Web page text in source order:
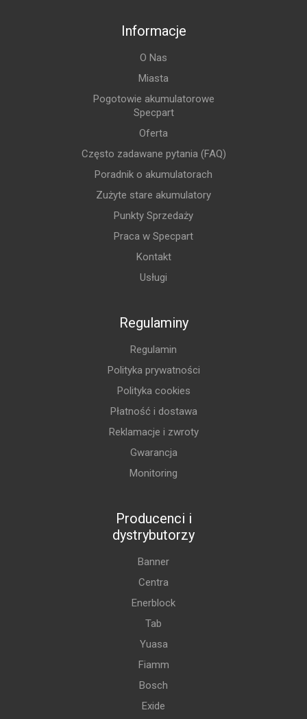
Informacje
O Nas
Miasta
Pogotowie akumulatorowe
Specpart
Oferta
Często zadawane pytania (FAQ)
Poradnik o akumulatorach
Zużyte stare akumulatory
Punkty Sprzedaży
Praca w Specpart
Kontakt
Usługi
Regulaminy
Regulamin
Polityka prywatności
Polityka cookies
Płatność i dostawa
Reklamacje i zwroty
Gwarancja
Monitoring
Producenci i
dystrybutorzy
Banner
Centra
Enerblock
Tab
Yuasa
Fiamm
Bosch
Exide